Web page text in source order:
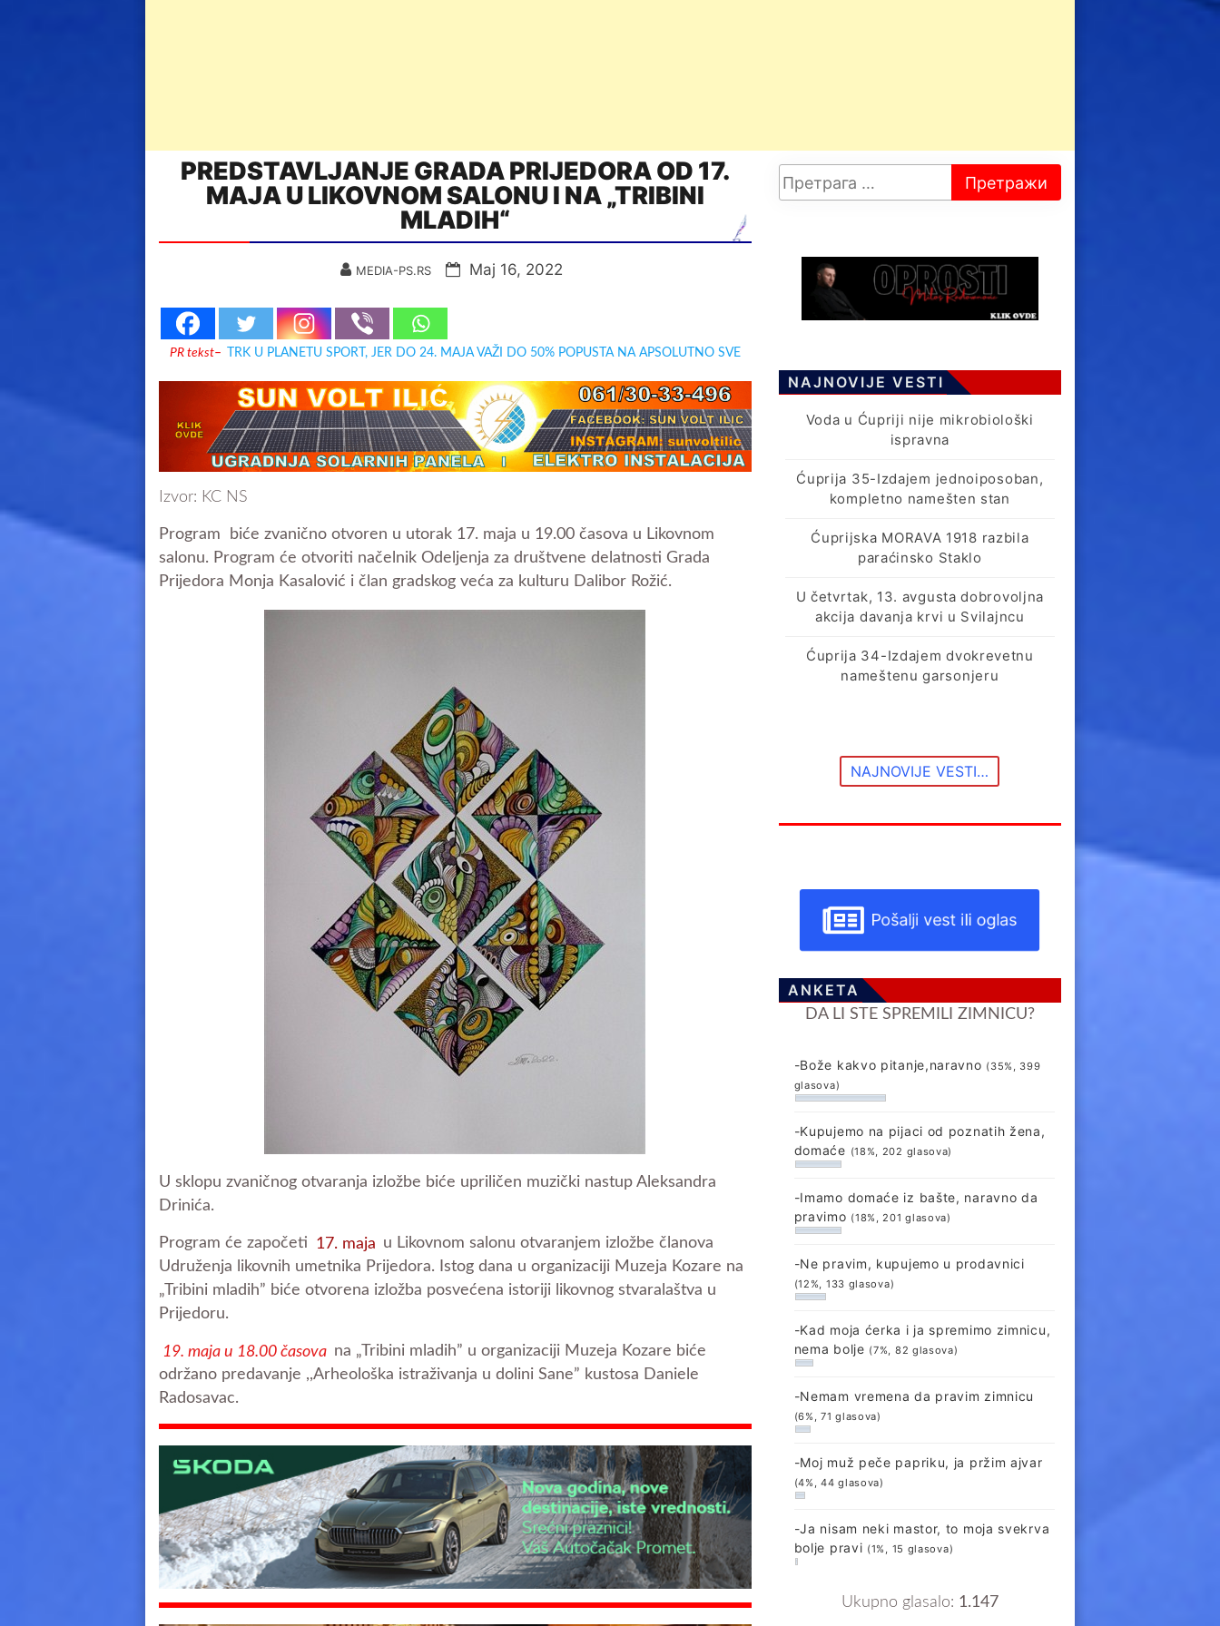
PREDSTAVLJANJE GRADA PRIJEDORA OD 17.
MAJA U LIKOVNOM SALONU I NA „TRIBINI
MLADIH“
MEDIA-PS.RS Мај 16, 2022
PR tekst– TRK U PLANETU SPORT, JER DO 24. MAJA VAŽI DO 50% POPUSTA NA APSOLUTNO SVE
Izvor: KC NS
Program biće zvanično otvoren u utorak 17. maja u 19.00 časova u Likovnom
salonu. Program će otvoriti načelnik Odeljenja za društvene delatnosti Grada
Prijedora Monja Kasalović i član gradskog veća za kulturu Dalibor Rožić.
U sklopu zvaničnog otvaranja izložbe biće upriličen muzički nastup Aleksandra
Drinića.
Program će započeti 17. maja u Likovnom salonu otvaranjem izložbe članova
Udruženja likovnih umetnika Prijedora. Istog dana u organizaciji Muzeja Kozare na
„Tribini mladih” biće otvorena izložba posvećena istoriji likovnog stvaralaštva u
Prijedoru.
19. maja u 18.00 časova na „Tribini mladih” u organizaciji Muzeja Kozare biće
održano predavanje ,,Arheološka istraživanja u dolini Sane” kustosa Daniele
Radosavac.
NAJNOVIJE VESTI
Voda u Ćupriji nije mikrobiološki
ispravna
Ćuprija 35-Izdajem jednoiposoban,
kompletno namešten stan
Ćuprijska MORAVA 1918 razbila
paraćinsko Staklo
U četvrtak, 13. avgusta dobrovoljna
akcija davanja krvi u Svilajncu
Ćuprija 34-Izdajem dvokrevetnu
nameštenu garsonjeru
NAJNOVIJE VESTI…
Pošalji vest ili oglas
ANKETA
DA LI STE SPREMILI ZIMNICU?
-Bože kakvo pitanje,naravno (35%, 399
glasova)
-Kupujemo na pijaci od poznatih žena,
domaće (18%, 202 glasova)
-Imamo domaće iz bašte, naravno da
pravimo (18%, 201 glasova)
-Ne pravim, kupujemo u prodavnici
(12%, 133 glasova)
-Kad moja ćerka i ja spremimo zimnicu,
nema bolje (7%, 82 glasova)
-Nemam vremena da pravim zimnicu
(6%, 71 glasova)
-Moj muž peče papriku, ja pržim ajvar
(4%, 44 glasova)
-Ja nisam neki mastor, to moja svekrva
bolje pravi (1%, 15 glasova)
Ukupno glasalo: 1.147